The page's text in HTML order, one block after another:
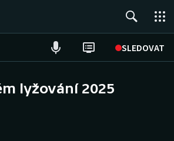
SLEDOVAT
lyžování 2025